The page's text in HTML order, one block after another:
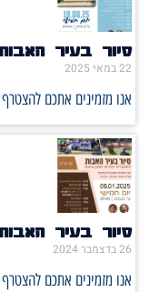
סיור בעיר
22 במאי 2025
אנו מזמינים אתכם להצטרף
סיור בעיר
26 בדצמבר 2024
אנו מזמינים אתכם